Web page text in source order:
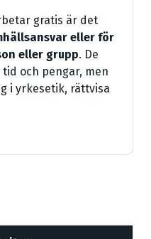
gratis är det
eller för
eller grupp. De
och pengar, men
i yrkesetik, rättvisa